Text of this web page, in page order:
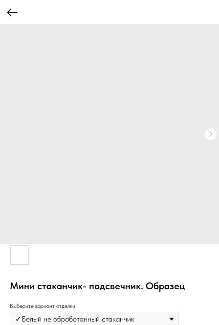
Мини стаканчик- подсвечник. Образец
Выберите вариант отделки